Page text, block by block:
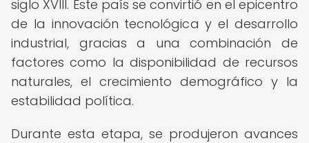
siglo XVIII. Este país se convirtió en el epicentro
de la innovación tecnológica y el desarrollo
industrial, gracias a una combinación de
factores como la disponibilidad de recursos
naturales, el crecimiento demográfico y la
estabilidad política.
Durante esta etapa, se produjeron avances